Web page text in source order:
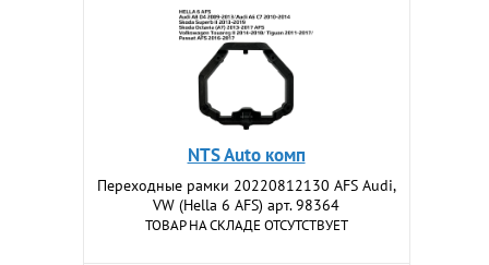
NTS Auto комп
Переходные рамки 20220812130 AFS Audi,
VW (Hella 6 AFS) арт. 98364
ТОВАР НА СКЛАДЕ ОТСУТСТВУЕТ